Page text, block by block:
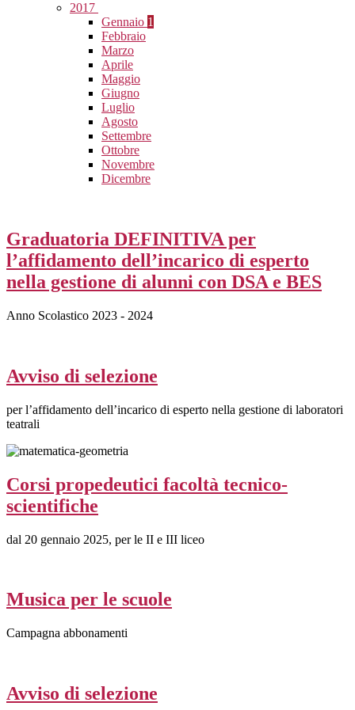
2017
Gennaio 1
Febbraio
Marzo
Aprile
Maggio
Giugno
Luglio
Agosto
Settembre
Ottobre
Novembre
Dicembre
Graduatoria DEFINITIVA per
l’affidamento dell’incarico di esperto
nella gestione di alunni con DSA e BES
Anno Scolastico 2023 - 2024
Avviso di selezione
per l’affidamento dell’incarico di esperto nella gestione di laboratori
teatrali
Corsi propedeutici facoltà tecnico-
scientifiche
dal 20 gennaio 2025, per le II e III liceo
Musica per le scuole
Campagna abbonamenti
Avviso di selezione